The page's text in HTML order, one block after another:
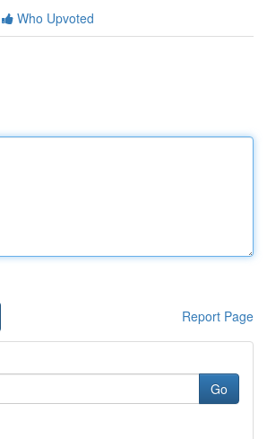
Who Upvoted
Report Page
Go